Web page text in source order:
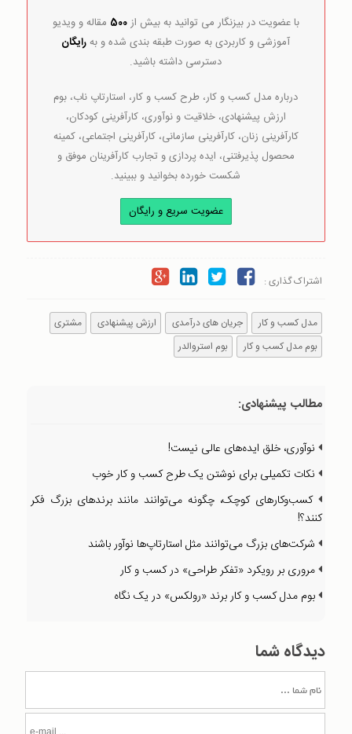
با عضویت در بیزنگار می توانید به بیش از500 مقاله و ویدیو
آموزشی و کاربردی به صورت طبقه بندی شده و بهرایگان
دسترسی داشته باشید.
درباره مدل کسب و کار، طرح کسب و کار، استارتاپ ناب، بوم
ارزش پیشنهادی، خلاقیت و نوآوری، کارآفرینی کودکان،
کارآفرینی زنان، کارآفرینی سازمانی، کارآفرینی اجتماعی، کمینه
محصول پذیرفتنی، ایده پردازی و تجارب کارآفرینان موفق و
شکست خورده بخوانید و ببینید.
عضویت سریع و رایگان
اشتراک گذاری :
مدل کسب و کار جریان های درآمدی ارزش پیشنهادی
مشتری
بوم مدل کسب و کار
بوم استروالدر
مطالب پیشنهادی:
نوآوری، خلق ایده‌های عالی نیست!
نکات تکمیلی برای نوشتن یک طرح کسب و کار خوب
کسب‌وکارهای کوچک، چگونه می‌توانند مانند برندهای بزرگ فکر
کنند؟!
شرکت‌های بزرگ می‌توانند مثل استارتاپ‌ها نوآور باشند
مروری بر رویکرد «تفکر طراحی» در کسب و کار
بوم مدل کسب و کار برند «رولکس» در یک نگاه
دیدگاه شما